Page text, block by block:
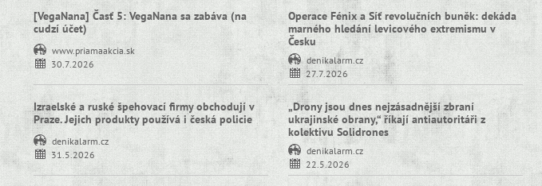
[VegaNana] Časť 5: VegaNana sa zabáva (na
cudzí účet)
www.priamaakcia.sk
30.7.2026
Operace Fénix a Síť revolučních buněk: dekáda
marného hledání levicového extremismu v
Česku
denikalarm.cz
27.7.2026
Izraelské a ruské špehovací firmy obchodují v
Praze. Jejich produkty používá i česká policie
denikalarm.cz
31.5.2026
„Drony jsou dnes nejzásadnější zbraní
ukrajinské obrany,“ říkají antiautoritáři z
kolektivu Solidrones
denikalarm.cz
22.5.2026